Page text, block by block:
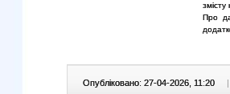
Про
Опубліковано: 27-04-2026, 11:20 |